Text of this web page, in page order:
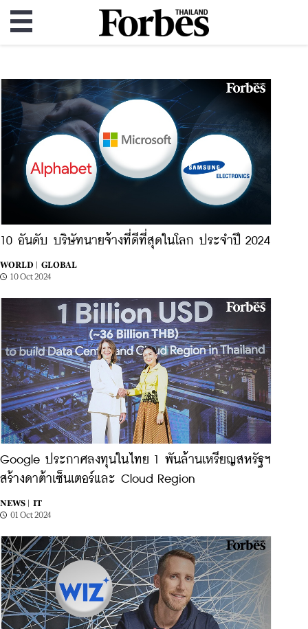
10 อันดับ บริษัทนายจ้างที่ดีที่สุดในโลก ประจำปี 2024
WORLD |
GLOBAL
10 Oct 2024
Google ประกาศลงทุนในไทย 1 พันล้านเหรียญสหรัฐฯ
สร้างดาต้าเซ็นเตอร์และ Cloud Region
NEWS |
IT
01 Oct 2024